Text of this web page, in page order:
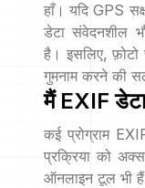
हाँ। यदि GPS
डेटा संवेदनशील
है। इसलिए,
गुमनाम करने की
मैं EXIF
कई प्रोग्राम
प्रक्रिया को
ऑनलाइन टूल भी हैं